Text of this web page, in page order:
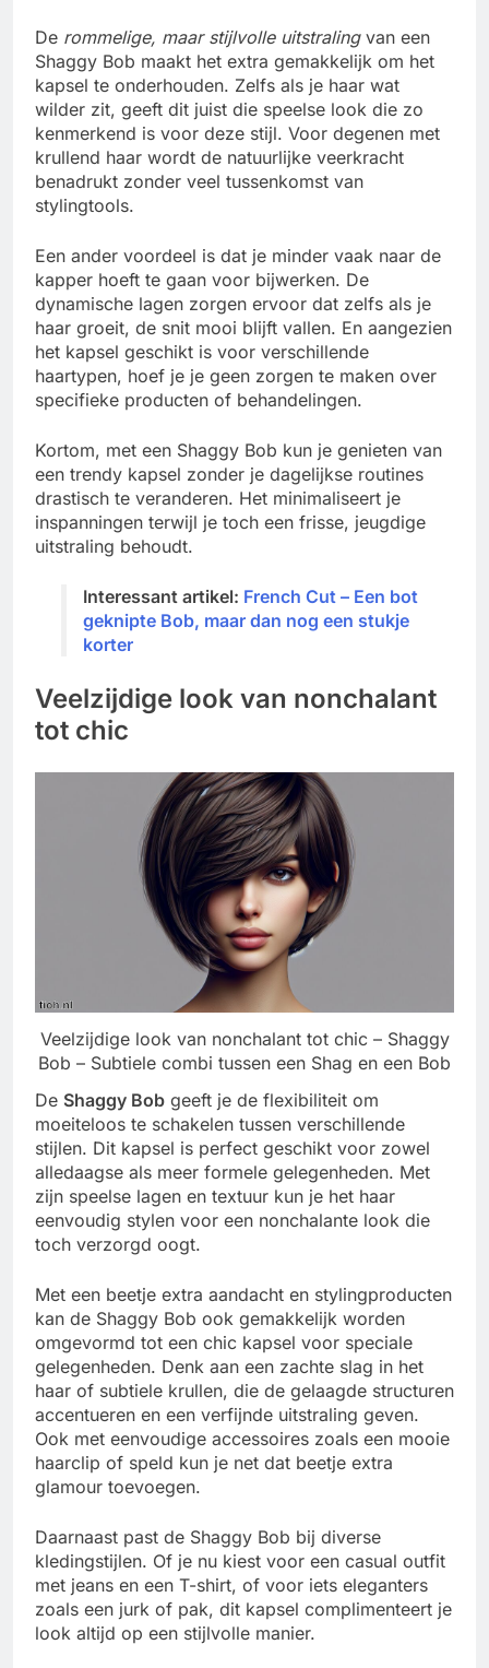
De rommelige, maar stijlvolle uitstralingvan een
Shaggy Bob maakt het extra gemakkelijk om het
kapsel te onderhouden. Zelfs als je haar wat
wilder zit, geeft dit juist die speelse look die zo
kenmerkend is voor deze stijl. Voor degenen met
krullend haar wordt de natuurlijke veerkracht
benadrukt zonder veel tussenkomst van
stylingtools.
Een ander voordeel is dat je minder vaak naar de
kapper hoeft te gaan voor bijwerken. De
dynamische lagen zorgen ervoor dat zelfs als je
haar groeit, de snit mooi blijft vallen. En aangezien
het kapsel geschikt is voor verschillende
haartypen, hoef je je geen zorgen te maken over
specifieke producten of behandelingen.
Kortom, met een Shaggy Bob kun je genieten van
een trendy kapsel zonder je dagelijkse routines
drastisch te veranderen. Het minimaliseert je
inspanningen terwijl je toch een frisse, jeugdige
uitstraling behoudt.
Interessant artikel: French Cut – Een bot
geknipte Bob, maar dan nog een stukje
korter
Veelzijdige look van nonchalant
tot chic
Veelzijdige look van nonchalant tot chic – Shaggy
Bob – Subtiele combi tussen een Shag en een Bob
De Shaggy Bob geeft je de flexibiliteit om
moeiteloos te schakelen tussen verschillende
stijlen. Dit kapsel is perfect geschikt voor zowel
alledaagse als meer formele gelegenheden. Met
zijn speelse lagen en textuur kun je het haar
eenvoudig stylen voor een nonchalante look die
toch verzorgd oogt.
Met een beetje extra aandacht en stylingproducten
kan de Shaggy Bob ook gemakkelijk worden
omgevormd tot een chic kapsel voor speciale
gelegenheden. Denk aan een zachte slag in het
haar of subtiele krullen, die de gelaagde structuren
accentueren en een verfijnde uitstraling geven.
Ook met eenvoudige accessoires zoals een mooie
haarclip of speld kun je net dat beetje extra
glamour toevoegen.
Daarnaast past de Shaggy Bob bij diverse
kledingstijlen. Of je nu kiest voor een casual outfit
met jeans en een T-shirt, of voor iets eleganters
zoals een jurk of pak, dit kapsel complimenteert je
look altijd op een stijlvolle manier.